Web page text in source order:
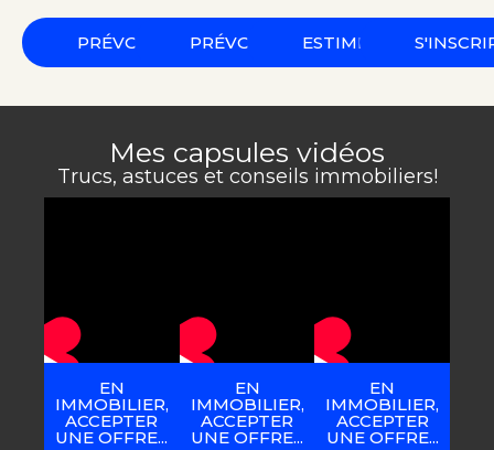
PRÉVOIR PRÉVOIR ESTIMER
Mes capsules vidéos
Trucs, astuces et conseils immobiliers!
EN
IMMOBILIER,
ACCEPTER
UNE OFFRE...
EN
IMMOBILIER,
ACCEPTER
UNE OFFRE...
EN
IMMOBILIER,
ACCEPTER
UNE OFFRE...